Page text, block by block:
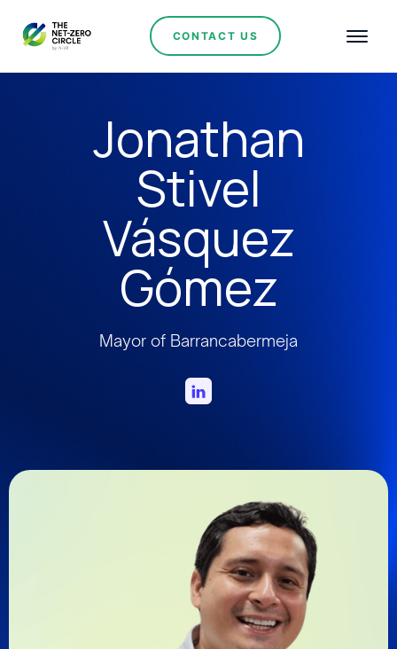
CONTACT US
Jonathan
Stivel
Vásquez
Gómez
Mayor of Barrancabermeja